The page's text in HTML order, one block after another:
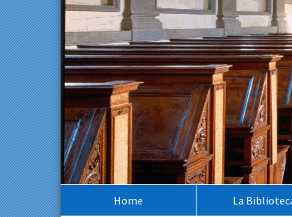
Contenuto
principale
Menù
contestuale
Navigazione
secondaria
Menù
inferiore
Menù
principale:
Home La